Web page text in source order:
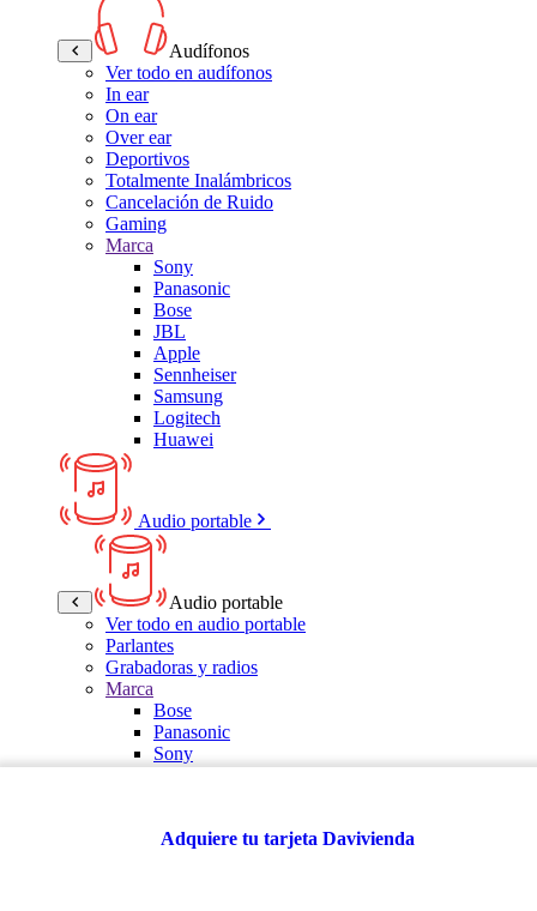
Audífonos
Ver todo en audífonos
In ear
On ear
Over ear
Deportivos
Totalmente Inalámbricos
Cancelación de Ruido
Gaming
Marca
Sony
Panasonic
Bose
JBL
Apple
Sennheiser
Samsung
Logitech
Huawei
Audio portable
Audio portable
Ver todo en audio portable
Parlantes
Grabadoras y radios
Marca
Bose
Panasonic
Sony
Multitech
Adquiere tu tarjeta Davivienda